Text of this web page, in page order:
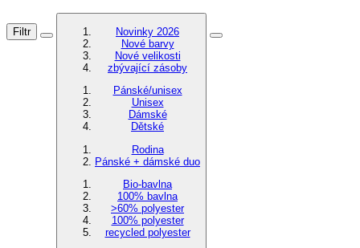
Filtr
Novinky 2026
Nové barvy
Nové velikosti
zbývající zásoby
Pánské/unisex
Unisex
Dámské
Dětské
Rodina
Pánské + dámské duo
Bio-bavlna
100% bavlna
>60% polyester
100% polyester
recycled polyester